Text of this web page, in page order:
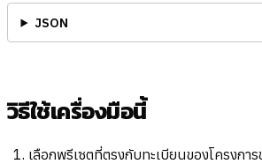
JSON
วิธีใช้เครื่องมือนี้
เลือกพรีเซตที่ตรงกับทะเบียนของโครงก